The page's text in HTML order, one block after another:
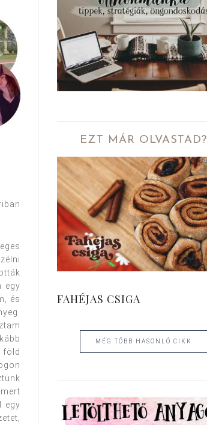
egy
és
föld
egy
EZT MÁR OLVASTAD?
FAHÉJAS CSIGA
MÉG TÖBB HASONLÓ CIKK